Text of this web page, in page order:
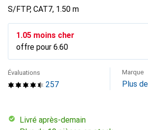
S/FTP, CAT7, 1.50 m
CHF
1.05 moins cher
offre pour CHF
6.60
257
Évaluations Marque
Plus
Livré après-demain